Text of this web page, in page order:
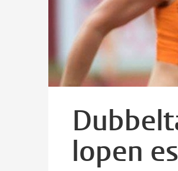
lopen